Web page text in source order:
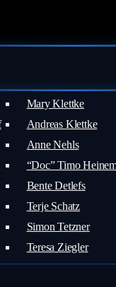
Mary Klettke
Andreas Klettke
Anne Nehls
“Doc” Timo
Bente Detlefs
Terje Schatz
Simon Tetzner
Teresa Ziegler